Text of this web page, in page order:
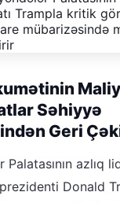
Səhiyyə
Geri
Palatasının azlıq
Donald